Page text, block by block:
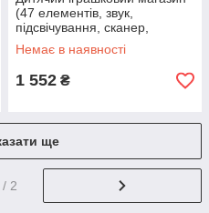
(47 елементів, звук,
підсвічування, сканер,
продукти, купюри, монети)
668-121
Немає в наявності
1 552 ₴
ще
/ 2